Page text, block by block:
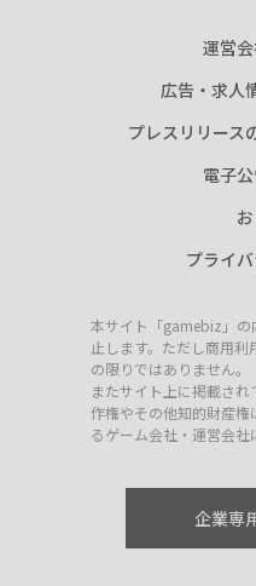
運営
広告・求人
プレスリリース
電子
プライ
本サイト「gamebiz」の
止します。ただし商用
の限りではありません。
またサイト上に掲載さ
作権やその他知的財産
るゲーム会社・運営会社
企業専